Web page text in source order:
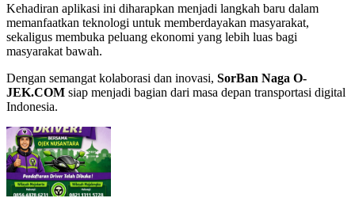
Kehadiran aplikasi ini diharapkan menjadi langkah baru dalam
memanfaatkan teknologi untuk memberdayakan masyarakat,
sekaligus membuka peluang ekonomi yang lebih luas bagi
masyarakat bawah.
Dengan semangat kolaborasi dan inovasi, SorBan Naga O-
JEK.COM siap menjadi bagian dari masa depan transportasi digital
Indonesia.